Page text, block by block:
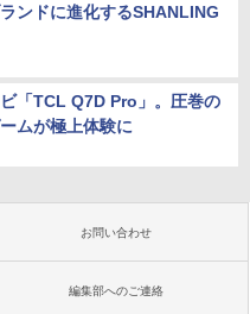
ンドに進化するSHANLING
「TCL Q7D Pro」。圧巻の
ムが極上体験に
お問い合わせ
編集部へのご連絡